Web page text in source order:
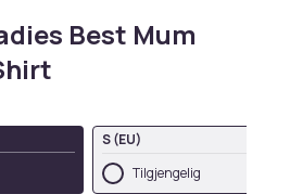
Best Mum
S (EU)
Tilgjengelig